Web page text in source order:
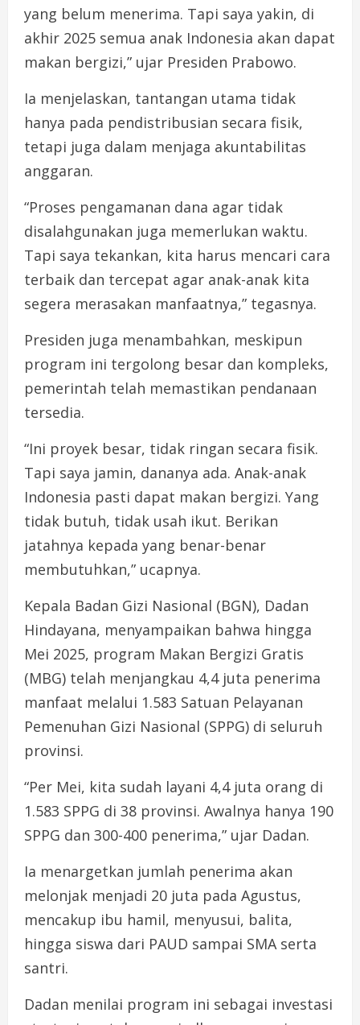
yang belum menerima. Tapi saya yakin, di
akhir 2025 semua anak Indonesia akan dapat
makan bergizi,” ujar Presiden Prabowo.
Ia menjelaskan, tantangan utama tidak
hanya pada pendistribusian secara fisik,
tetapi juga dalam menjaga akuntabilitas
anggaran.
“Proses pengamanan dana agar tidak
disalahgunakan juga memerlukan waktu.
Tapi saya tekankan, kita harus mencari cara
terbaik dan tercepat agar anak-anak kita
segera merasakan manfaatnya,” tegasnya.
Presiden juga menambahkan, meskipun
program ini tergolong besar dan kompleks,
pemerintah telah memastikan pendanaan
tersedia.
“Ini proyek besar, tidak ringan secara fisik.
Tapi saya jamin, dananya ada. Anak-anak
Indonesia pasti dapat makan bergizi. Yang
tidak butuh, tidak usah ikut. Berikan
jatahnya kepada yang benar-benar
membutuhkan,” ucapnya.
Kepala Badan Gizi Nasional (BGN), Dadan
Hindayana, menyampaikan bahwa hingga
Mei 2025, program Makan Bergizi Gratis
(MBG) telah menjangkau 4,4 juta penerima
manfaat melalui 1.583 Satuan Pelayanan
Pemenuhan Gizi Nasional (SPPG) di seluruh
provinsi.
“Per Mei, kita sudah layani 4,4 juta orang di
1.583 SPPG di 38 provinsi. Awalnya hanya 190
SPPG dan 300-400 penerima,” ujar Dadan.
Ia menargetkan jumlah penerima akan
melonjak menjadi 20 juta pada Agustus,
mencakup ibu hamil, menyusui, balita,
hingga siswa dari PAUD sampai SMA serta
santri.
Dadan menilai program ini sebagai investasi